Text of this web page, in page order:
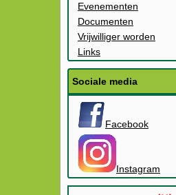
Evenementen
Documenten
Vrijwilliger worden
Links
Sociale media
Facebook
Instagram